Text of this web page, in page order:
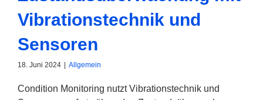
Vibrationstechnik und
Sensoren
18. Juni 2024 Allgemein
Condition Monitoring nutzt Vibrationstechnik und